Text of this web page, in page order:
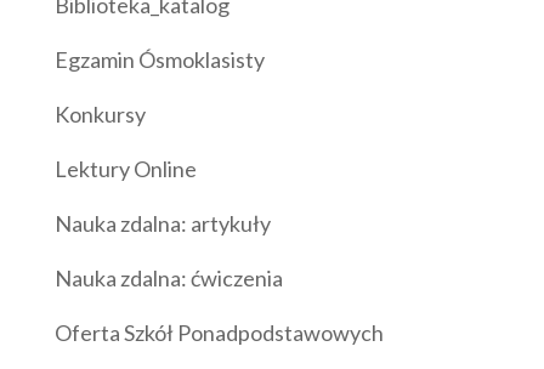
Egzamin Ósmoklasisty
Konkursy
Lektury Online
Nauka zdalna: artykuły
Nauka zdalna: ćwiczenia
Oferta Szkół Ponadpodstawowych